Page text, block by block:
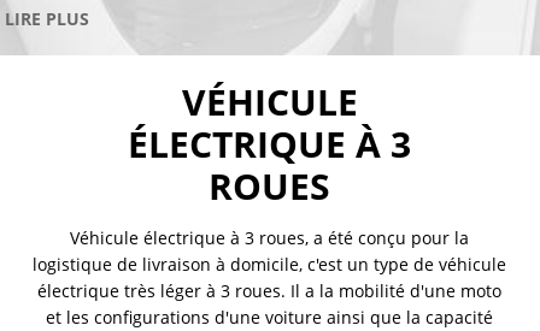
aliments frais, en passant par les petits produits emballés, les
gros appareils électroménagers et d'autres articles volumineux.
Le principal enjeu pour les opérateurs postaux et les
entreprises de logistique consiste à acheminer les
marchandises des centres de distribution et des supermarchés
aux clients en temps opportun. La mission de RAPSEV est de
fournir des solutions rentables pour la livraison du dernier
kilomètre. Nous accordons une grande importance à
concevoir des produits de qualité supérieure. Notre
philosophie de développement est de parvenir à une "livraison
efficace et écologique" pour nos clients !
LIRE PLUS
VÉHICULE
ÉLECTRIQUE À 3
ROUES
Véhicule électrique à 3 roues, a été conçu pour la
logistique de livraison à domicile, c'est un type de véhicule
électrique très léger à 3 roues. Il a la mobilité d'une moto
et les configurations d'une voiture ainsi que la capacité